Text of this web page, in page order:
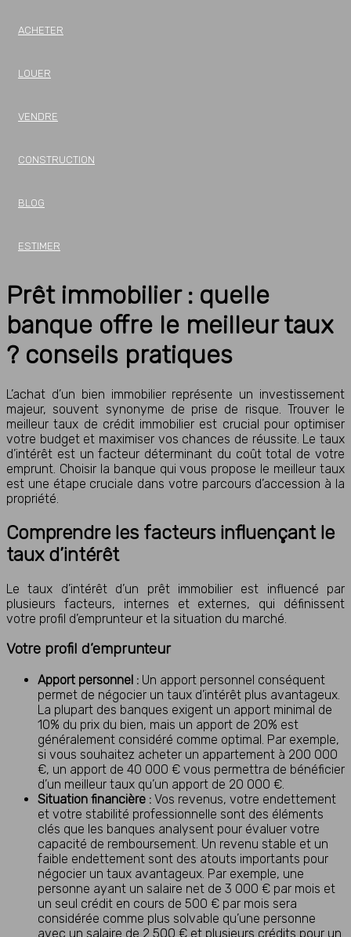
ACHETER
LOUER
VENDRE
CONSTRUCTION
BLOG
ESTIMER
Prêt immobilier : quelle
banque offre le meilleur taux
? conseils pratiques
L’achat d’un bien immobilier représente un investissement
majeur, souvent synonyme de prise de risque. Trouver le
meilleur taux de crédit immobilier est crucial pour optimiser
votre budget et maximiser vos chances de réussite. Le taux
d’intérêt est un facteur déterminant du coût total de votre
emprunt. Choisir la banque qui vous propose le meilleur taux
est une étape cruciale dans votre parcours d’accession à la
propriété.
Comprendre les facteurs influençant le
taux d’intérêt
Le taux d’intérêt d’un prêt immobilier est influencé par
plusieurs facteurs, internes et externes, qui définissent
votre profil d’emprunteur et la situation du marché.
Votre profil d’emprunteur
Apport personnel : Un apport personnel conséquent
permet de négocier un taux d’intérêt plus avantageux.
La plupart des banques exigent un apport minimal de
10% du prix du bien, mais un apport de 20% est
généralement considéré comme optimal. Par exemple,
si vous souhaitez acheter un appartement à 200 000
€, un apport de 40 000 € vous permettra de bénéficier
d’un meilleur taux qu’un apport de 20 000 €.
Situation financière : Vos revenus, votre endettement
et votre stabilité professionnelle sont des éléments
clés que les banques analysent pour évaluer votre
capacité de remboursement. Un revenu stable et un
faible endettement sont des atouts importants pour
négocier un taux avantageux. Par exemple, une
personne ayant un salaire net de 3 000 € par mois et
un seul crédit en cours de 500 € par mois sera
considérée comme plus solvable qu’une personne
avec un salaire de 2 500 € et plusieurs crédits pour un